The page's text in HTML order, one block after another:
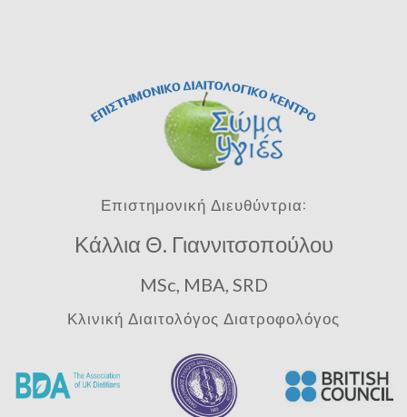
Επιστημονική Διευθύντρια:
Κάλλια Θ. Γιαννιτσοπούλου
MSc, MBA, SRD
Κλινική Διαιτολόγος Διατροφολόγος